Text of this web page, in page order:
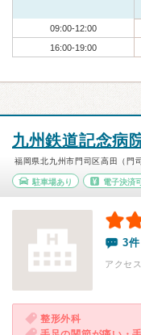
09:00-12:00
16:00-19:00
九州鉄道記念病
福岡県北九州市門司区高田（門
駐車場あり 電子決済
3件
アクセ
整形外科